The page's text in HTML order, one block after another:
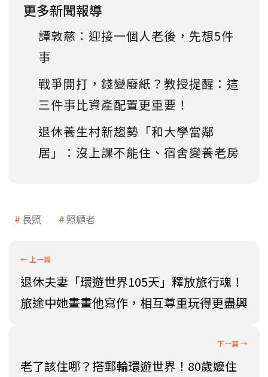
更多新聞報導
譚敦慈：迎接一個人老後，先想5件
事
戰爭開打，錢變廢紙？教授提醒：這
三件事比資產配置更重要！
退休養生村新趨勢「和大學當鄰
居」：沒上課不能住、宿舍變養老房
長照 照顧者
退休夫妻「環遊世界105天」釋放旅行魂！
旅途中她畫畫他寫作，相互尊重玩得更盡興
老了該住哪？搭郵輪環遊世界！80歲嬤住